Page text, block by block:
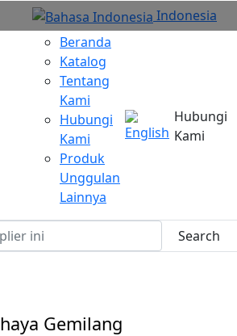
Indonesia
Beranda
Katalog
Tentang
Kami
Hubungi
Kami
Produk
Unggulan
Lainnya
Hubungi
Kami
Search
Gemilang